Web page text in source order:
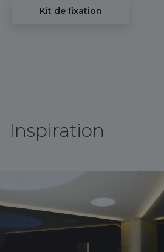
Kit de fixation
Inspiration